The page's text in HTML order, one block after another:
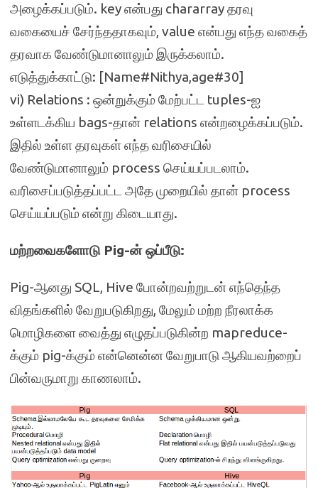
அழைக்கப்படும். key என்பது chararray தரவு
வகையைச் சேர்ந்ததாகவும், value என்பது எந்த வகைத்
தரவாக வேண்டுமானாலும் இருக்கலாம்.
எடுத்துக்காட்டு: [Name#Nithya,age#30]
vi) Relations : ஒன்றுக்கும் மேற்பட்ட tuples-ஐ
உள்ளடக்கிய bags-தான் relations என்றழைக்கப்படும்.
இதில் உள்ள தரவுகள் எந்த வரிசையில்
வேண்டுமானாலும் process செய்யப்படலாம்.
வரிசைப்படுத்தப்பட்ட அதே முறையில் தான் process
செய்யப்படும் என்று கிடையாது.
மற்றவைகளோடு Pig-ன் ஒப்பீடு:
Pig-ஆனது SQL, Hive போன்றவற்றுடன் எந்தெந்த
விதங்களில் வேறுபடுகிறது, மேலும் மற்ற நீரலாக்க
மொழிகளை வைத்து எழுதப்படுகின்ற mapreduce-
க்கும் pig-க்கும் என்னென்ன வேறுபாடு ஆகியவற்றைப்
பின்வருமாறு காணலாம்.